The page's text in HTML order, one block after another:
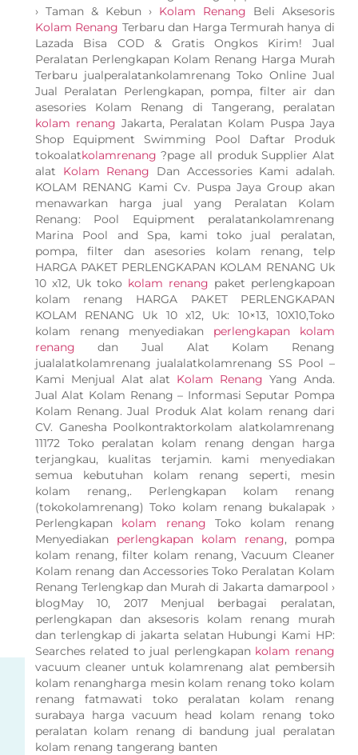
› Taman & Kebun ›Kolam Renang Beli Aksesoris
Kolam Renang Terbaru dan Harga Termurah hanya di
Lazada Bisa COD & Gratis Ongkos Kirim! Jual
Peralatan Perlengkapan Kolam Renang Harga Murah
Terbaru jualperalatankolamrenang Toko Online Jual
Jual Peralatan Perlengkapan, pompa, filter air dan
asesories Kolam Renang di Tangerang, peralatan
kolam renang Jakarta, Peralatan Kolam Puspa Jaya
Shop Equipment Swimming Pool Daftar Produk
tokoalatkolamrenang ?page all produk Supplier Alat
alat Kolam Renang Dan Accessories Kami adalah.
KOLAM RENANG Kami Cv. Puspa Jaya Group akan
menawarkan harga jual yang Peralatan Kolam
Renang: Pool Equipment peralatankolamrenang
Marina Pool and Spa, kami toko jual peralatan,
pompa, filter dan asesories kolam renang, telp
HARGA PAKET PERLENGKAPAN KOLAM RENANG Uk
10 x12, Uk toko kolam renang paket perlengkapoan
kolam renang HARGA PAKET PERLENGKAPAN
KOLAM RENANG Uk 10 x12, Uk: 10×13, 10X10,Toko
kolam renang menyediakan perlengkapan kolam
renang dan Jual Alat Kolam Renang
jualalatkolamrenang jualalatkolamrenang SS Pool –
Kami Menjual Alat alat Kolam Renang Yang Anda.
Jual Alat Kolam Renang – Informasi Seputar Pompa
Kolam Renang. Jual Produk Alat kolam renang dari
CV. Ganesha Poolkontraktorkolam alatkolamrenang
11172 Toko peralatan kolam renang dengan harga
terjangkau, kualitas terjamin. kami menyediakan
semua kebutuhan kolam renang seperti, mesin
kolam renang,. Perlengkapan kolam renang
(tokokolamrenang) Toko kolam renang bukalapak ›
Perlengkapan kolam renang Toko kolam renang
Menyediakan perlengkapan kolam renang, pompa
kolam renang, filter kolam renang, Vacuum Cleaner
Kolam renang dan Accessories Toko Peralatan Kolam
Renang Terlengkap dan Murah di Jakarta damarpool ›
blogMay 10, 2017 Menjual berbagai peralatan,
perlengkapan dan aksesoris kolam renang murah
dan terlengkap di jakarta selatan Hubungi Kami HP:
Searches related to jual perlengkapan kolam renang
vacuum cleaner untuk kolamrenang alat pembersih
kolam renangharga mesin kolam renang toko kolam
renang fatmawati toko peralatan kolam renang
surabaya harga vacuum head kolam renang toko
peralatan kolam renang di bandung jual peralatan
kolam renang tangerang banten